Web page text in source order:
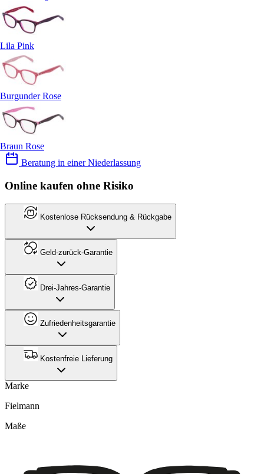
Lila Pink
Burgunder Rose
Braun Rose
Beratung in einer Niederlassung
Online kaufen ohne Risiko
Kostenlose Rücksendung & Rückgabe
Geld-zurück-Garantie
Drei-Jahres-Garantie
Zufriedenheitsgarantie
Kostenfreie Lieferung
Marke
Fielmann
Maße